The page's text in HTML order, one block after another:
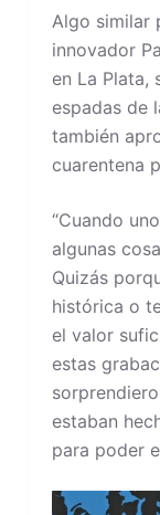
Algo similar
innovador
en La Plata,
espadas de
también
cuarentena
“Cuando
algunas
Quizás
histórica o
el valor
estas
estaban
para poder